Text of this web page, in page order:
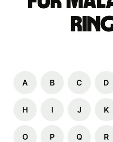
A B C D
H I J K
O P Q R